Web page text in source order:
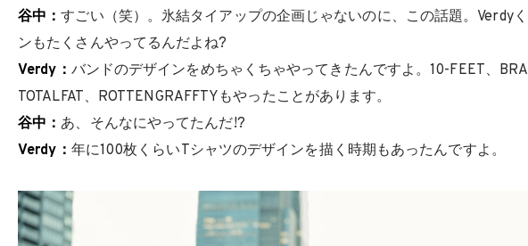
谷中：すごい（笑）。氷結タイアップの企画じゃないのに、この話題。Verdy
ンもたくさんやってるんだよね?
Verdy： バンドのデザインをめちゃくちゃやってきたんですよ。10-FEET、
TOTALFAT、ROTTENGRAFFTYもやったことがあります。
谷中： あ、そんなにやってたんだ!?
Verdy： 年に100枚くらいTシャツのデザインを描く時期もあったんですよ。